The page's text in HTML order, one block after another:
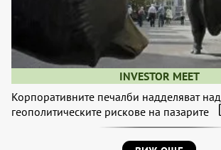
INVESTOR MEET
Корпоративните печалби надделяват над
геополитическите рискове на пазарите